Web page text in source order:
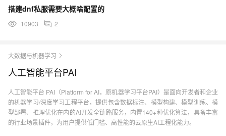
搭建dnf私服需要大概啥配置的
10903 2
大数据与机器学习
人工智能平台PAI
人工智能平台 PAI（Platform for AI，原机器学习平台PAI）是面向开发者和企业
的机器学习/深度学习工程平台，提供包含数据标注、模型构建、模型训练、模
型部署、推理优化在内的AI开发全链路服务，内置140+种优化算法，具备丰富
的行业场景插件，为用户提供低门槛、高性能的云原生AI工程化能力。